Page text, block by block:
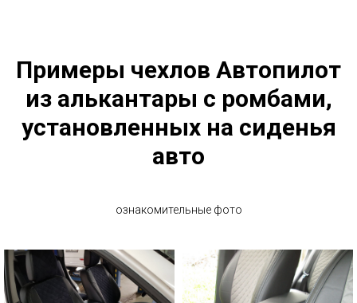
Примеры чехлов Автопилот
из алькантары с ромбами,
установленных на сиденья
авто
ознакомительные фото